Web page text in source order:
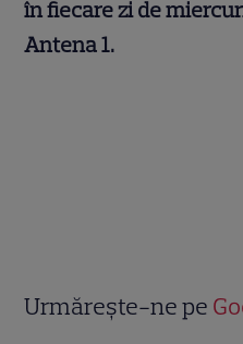
în fiecare zi de
Antena 1.
Urmărește-ne pe